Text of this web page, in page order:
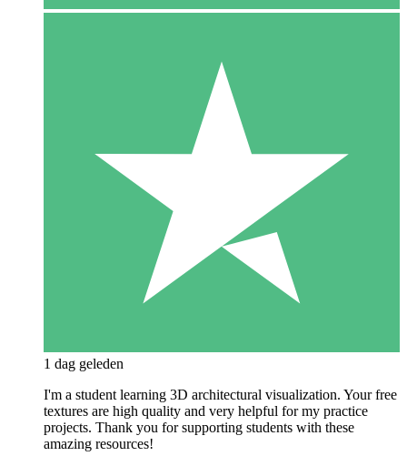
1 dag geleden
I'm a student learning 3D architectural visualization. Your free
textures are high quality and very helpful for my practice
projects. Thank you for supporting students with these
amazing resources!